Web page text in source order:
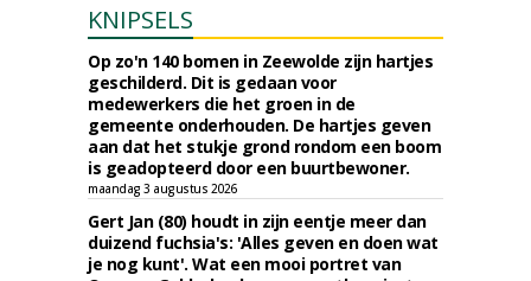
KNIPSELS
Op zo'n 140 bomen in Zeewolde zijn hartjes
geschilderd. Dit is gedaan voor
medewerkers die het groen in de
gemeente onderhouden. De hartjes geven
aan dat het stukje grond rondom een boom
is geadopteerd door een buurtbewoner.
maandag 3 augustus 2026
Gert Jan (80) houdt in zijn eentje meer dan
duizend fuchsia's: 'Alles geven en doen wat
je nog kunt'. Wat een mooi portret van